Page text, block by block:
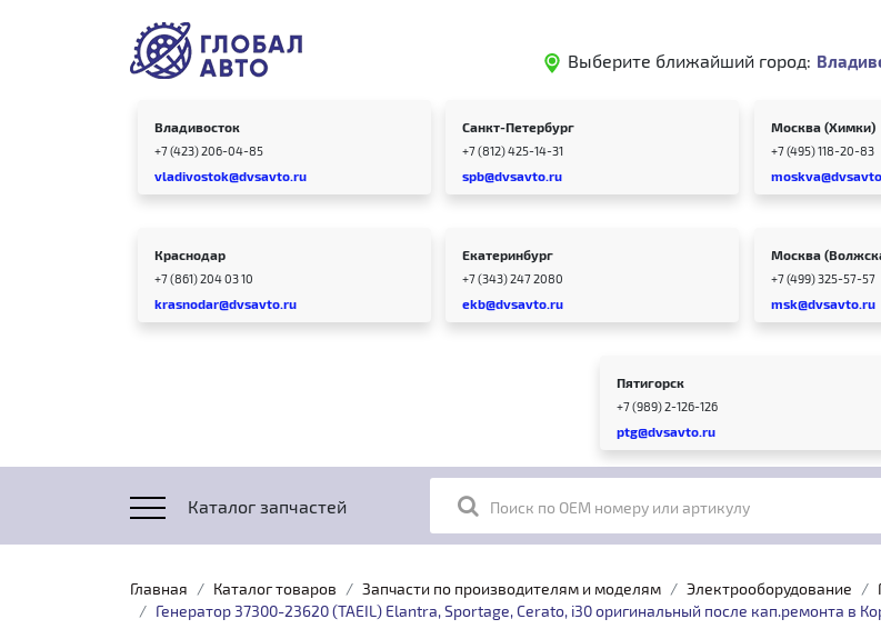
Выберите ближайший город:
Владивосток
+7 (423) 206-04-85
vladivostok@dvsavto.ru
Санкт-Петербург
+7 (812) 425-14-31
spb@dvsavto.ru
Москва (Химки)
+7 (495) 118-20-83
Краснодар
+7 (861) 204 03 10
krasnodar@dvsavto.ru
Екатеринбург
+7 (343) 247 2080
ekb@dvsavto.ru
Москва
+7 (499) 325-57-57
msk@dvsavto.ru
Пятигорск
+7 (989) 2-126-126
ptg@dvsavto.ru
Каталог запчастей Поиск по OEM номеру или артикулу
Главная Каталог товаров Запчасти по производителям и моделям Электрооборудование
Генератор 37300-23620 (TAEIL) Elantra, Sportage, Cerato, i30 оригинальный после кап.ремонта в